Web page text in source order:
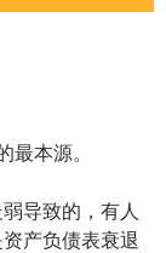
本源。
导致的，有人
产负债表衰退